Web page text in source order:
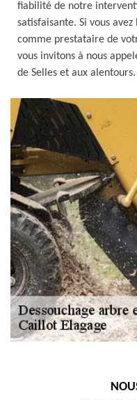
fiabilité de notre
satisfaisante. Si vous
comme prestataire de
vous invitons à nous
de Selles et aux alentours.